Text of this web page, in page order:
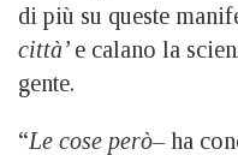
di più su queste
città’ e calano la
gente.
“Le cose però– ha